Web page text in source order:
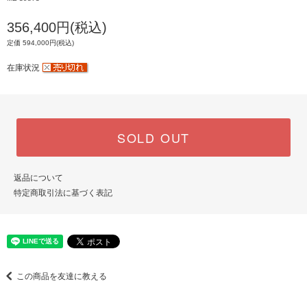
356,400円(税込)
定価 594,000円(税込)
在庫状況
SOLD OUT
返品について
特定商取引法に基づく表記
この商品を友達に教える